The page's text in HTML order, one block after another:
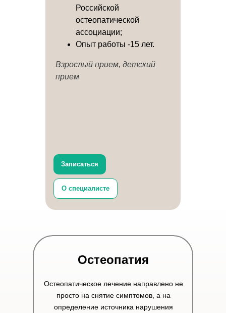
Российской
остеопатической
ассоциации;
Опыт работы -15 лет.
Взрослый прием, детский
прием
Записаться
О специалисте
Остеопатия
Остеопатическое лечение направлено не
просто на снятие симптомов, а на
определение источника нарушения